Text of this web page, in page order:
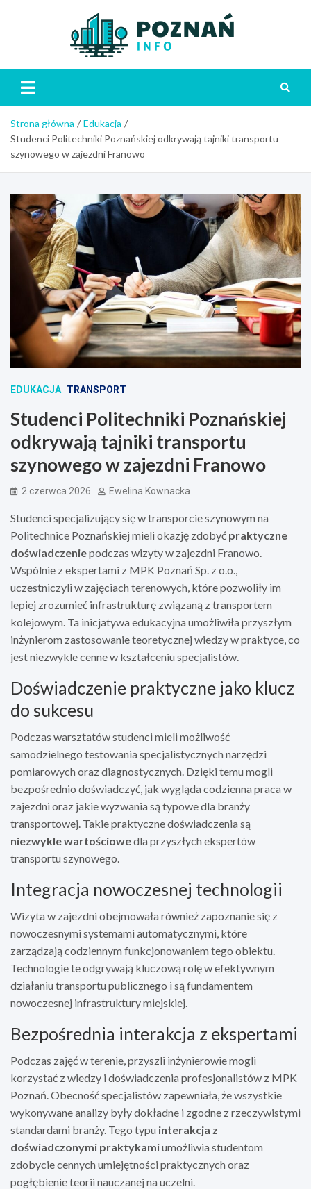
Strona główna
Edukacja
Studenci Politechniki Poznańskiej odkrywają tajniki transportu
szynowego w zajezdni Franowo
EDUKACJA TRANSPORT
Studenci Politechniki Poznańskiej
odkrywają tajniki transportu
szynowego w zajezdni Franowo
2 czerwca 2026 Ewelina Kownacka
Studenci specjalizujący się w transporcie szynowym na
Politechnice Poznańskiej mieli okazję zdobyć praktyczne
doświadczeniepodczas wizyty w zajezdni Franowo.
Wspólnie z ekspertami z MPK Poznań Sp. z o.o.,
uczestniczyli w zajęciach terenowych, które pozwoliły im
lepiej zrozumieć infrastrukturę związaną z transportem
kolejowym. Ta inicjatywa edukacyjna umożliwiła przyszłym
inżynierom zastosowanie teoretycznej wiedzy w praktyce, co
jest niezwykle cenne w kształceniu specjalistów.
Doświadczenie praktyczne jako klucz
do sukcesu
Podczas warsztatów studenci mieli możliwość
samodzielnego testowania specjalistycznych narzędzi
pomiarowych oraz diagnostycznych. Dzięki temu mogli
bezpośrednio doświadczyć, jak wygląda codzienna praca w
zajezdni oraz jakie wyzwania są typowe dla branży
transportowej. Takie praktyczne doświadczenia są
niezwykle wartościowedla przyszłych ekspertów
transportu szynowego.
Integracja nowoczesnej technologii
Wizyta w zajezdni obejmowała również zapoznanie się z
nowoczesnymi systemami automatycznymi, które
zarządzają codziennym funkcjonowaniem tego obiektu.
Technologie te odgrywają kluczową rolę w efektywnym
działaniu transportu publicznego i są fundamentem
nowoczesnej infrastruktury miejskiej.
Bezpośrednia interakcja z ekspertami
Podczas zajęć w terenie, przyszli inżynierowie mogli
korzystać z wiedzy i doświadczenia profesjonalistów z MPK
Poznań. Obecność specjalistów zapewniała, że wszystkie
wykonywane analizy były dokładne i zgodne z rzeczywistymi
standardami branży. Tego typu interakcja z
doświadczonymi praktykamiumożliwia studentom
zdobycie cennych umiejętności praktycznych oraz
pogłębienie teorii nauczanej na uczelni.